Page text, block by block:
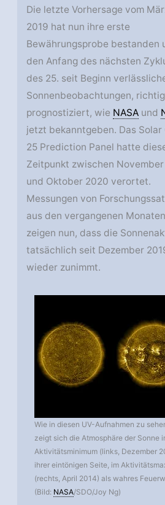
Die letzte Vorhersage vom
2019 hat nun ihre erste
Bewährungsprobe bestanden
den Anfang des nächsten
des 25. seit Beginn
Sonnenbeobachtungen, richtig
prognostiziert, wie NASA und
jetzt bekanntgeben. Das Solar
25 Prediction Panel hatte
Zeitpunkt zwischen November
und Oktober 2020 verortet.
Messungen von
aus den vergangenen Monaten
zeigen nun, dass die
tatsächlich seit Dezember
wieder zunimmt.
Wie in diesen UV-Aufnahmen zu
zeigt sich die Atmosphäre der Sonne
Aktivitätsminimum (links, Dezember
ihrer eintönigen Seite, im
(rechts, April 2014) als wahres
(Bild: NASA/SDO/Joy Ng)